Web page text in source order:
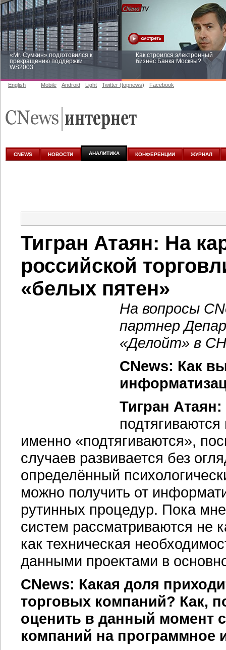
«Mr. Сумкин» подготовился к
прекращению поддержки
WS2003
Как строился электронный
бизнес Банка Москвы?
аналитике
English Mobile Android Light Twitter (topnews) Facebook
CNEWS НОВОСТИ АНАЛИТИКА КОНФЕРЕНЦИИ ЖУРНАЛ
Тигран Атаян: На
российской
«белых пятен»
На вопросы
партнер
«Делойт» в
CNews: Как
Тигран Атаян:
именно «подтягиваются»,
случаев развивается без
определённый
можно получить от
рутинных процедур. Пока
систем рассматриваются не
как техническая
данными проектами в
CNews: Какая доля
торговых компаний? Как,
оценить в данный момент
компаний на программное